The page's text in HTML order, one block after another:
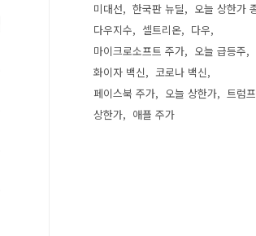
미대선
한국판 뉴딜
오늘 상한가
다우지수
셀트리온
다우
마이크로소프트 주가
오늘 급등주
화이자 백신
코로나 백신
페이스북 주가
오늘 상한가
트럼프
상한가
애플 주가